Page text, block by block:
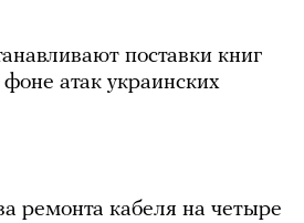
поставки книг
атак украинских
ремонта кабеля на четыре